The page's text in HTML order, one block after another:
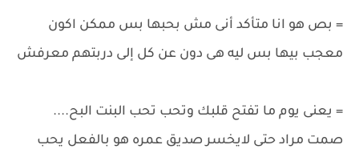
= بص هو انا متأكد أنى مش بحبها بس ممكن اكون
معجب بيها بس ليه هى دون عن كل إلى دربتهم معرفش
= يعنى يوم ما تفتح قلبك وتحب تحب البنت البح....
صمت مراد حتى لايخسر صديق عمره هو بالفعل يحب